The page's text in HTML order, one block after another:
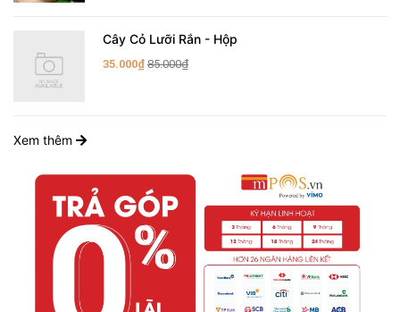
Cây Cỏ Lưỡi Rắn - Hộp
35.000₫ 85.000₫
Xem thêm